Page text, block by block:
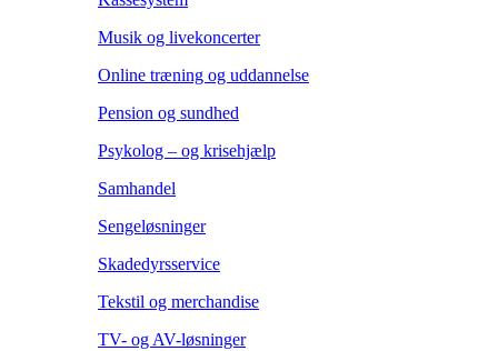
Musik og livekoncerter
Online træning og uddannelse
Pension og sundhed
Psykolog – og krisehjælp
Samhandel
Sengeløsninger
Skadedyrsservice
Tekstil og merchandise
TV- og AV-løsninger